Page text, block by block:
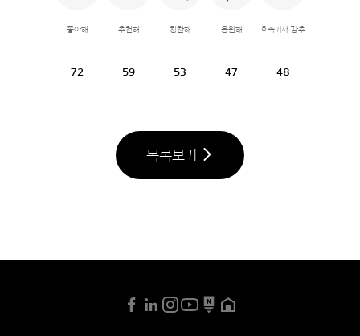
좋아해
72
추천해
59
칭찬해
53
응원해
47
후속기사 강추
48
목록보기